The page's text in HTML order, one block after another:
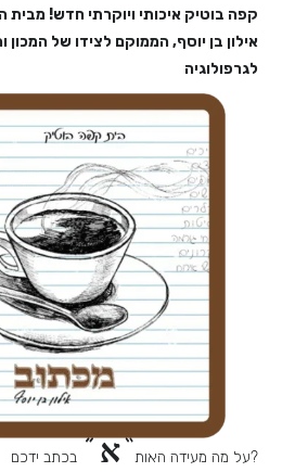
קפה בוטיק איכותי ויוקרתי חדש! מבית
אילון בן יוסף, הממוקם לצידו של המכון
לגרפולוגיה
?על מה מעידה האות “א ” בכתב ידכם